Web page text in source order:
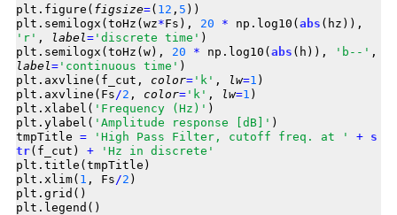
plt.figure( figsize=( 12 , 5 ))
plt.semilogx(toHz(wz*Fs), 20 * np.log10( abs
'r' , label= 'discrete time' )
plt.semilogx(toHz(w), 20 * np.log10( abs (h)), 'b--'
label= 'continuous time' )
plt.axvline(f_cut, color= 'k' , lw=1 )
plt.axvline(Fs /2 , color= 'k' , lw=1 )
plt.xlabel( 'Frequency (Hz)' )
plt.ylabel( 'Amplitude response [dB]' )
tmpTitle = 'High Pass Filter, cutoff freq. at ' + s
tr(f_cut) +
'Hz in discrete'
plt.title(tmpTitle)
plt.xlim( 1 , Fs /2 )
plt.grid()
plt.legend()